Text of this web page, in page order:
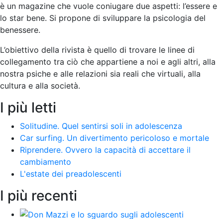
è un magazine che vuole coniugare due aspetti: l’essere e
lo star bene. Si propone di sviluppare la psicologia del
benessere.
L’obiettivo della rivista è quello di trovare le linee di
collegamento tra ciò che appartiene a noi e agli altri, alla
nostra psiche e alle relazioni sia reali che virtuali, alla
cultura e alla società.
I più letti
Solitudine. Quel sentirsi soli in adolescenza
Car surfing. Un divertimento pericoloso e mortale
Riprendere. Ovvero la capacità di accettare il
cambiamento
L'estate dei preadolescenti
I più recenti